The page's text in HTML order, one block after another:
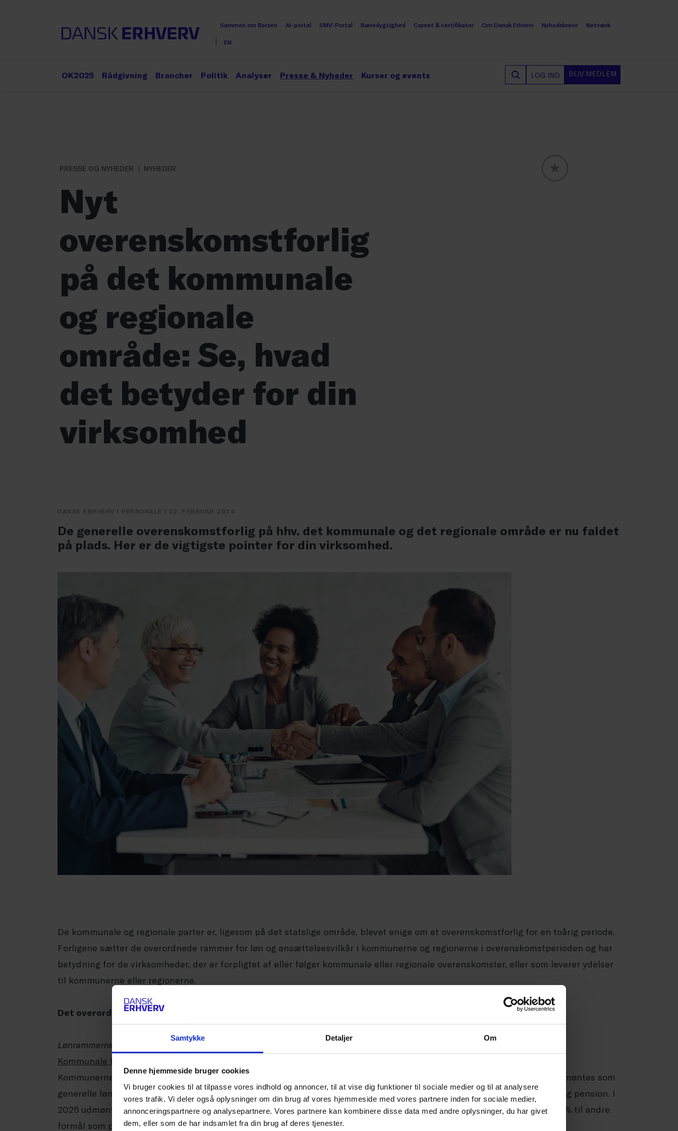
Samtykke Detaljer Om
Denne hjemmeside bruger cookies
Vi bruger cookies til at tilpasse vores indhold og annoncer, til at vise dig funktioner til sociale medier og til at analysere
vores trafik. Vi deler også oplysninger om din brug af vores hjemmeside med vores partnere inden for sociale medier,
annonceringspartnere og analysepartnere. Vores partnere kan kombinere disse data med andre oplysninger, du har givet
dem, eller som de har indsamlet fra din brug af deres tjenester.
Sammen om Børsen AI-portal SMV-Portal Bæredygtighed Carnet & certifikater Om Dansk Erhverv Nyhedsbreve Netværk
EN
OK2025 Rådgivning Brancher Politik Analyser Presse & Nyheder Kurser og events LOG IND BLIV MEDLEM
PRESSE OG NYHEDER
NYHEDER
Nyt
overenskomstforlig
på det kommunale
og regionale
område: Se, hvad
det betyder for din
virksomhed
DANSK ERHVERV | PERSONALE | 22. FEBRUAR 2024
De generelle overenskomstforlig på hhv. det kommunale og det regionale område er nu faldet
på plads. Her er de vigtigste pointer for din virksomhed.
De kommunale og regionale parter er, ligesom på det statslige område, blevet enige om et overenskomstforlig for en toårig periode.
Forligene sætter de overordnede rammer for løn og ansættelsesvilkår i kommunerne og regionerne i overenskomstperioden og har
betydning for de virksomheder, der er forpligtet af eller følger kommunale eller regionale overenskomster, eller som leverer ydelser
til kommunerne eller regionerne.
Det overordnede indhold i det kommunale, og regionale forlig
Lønrammerne
Kommunale forlig
Kommunernes forlig har den samme ramme som det statslige forlig på 8,8 %, men fordelingen er anderledes. 5,74 % udmøntes som
generelle lønstigninger i 2024 inkl. skøn fra reguleringsordningen. Hertil kommer 0,04 pct. til andre formål som barsel og pension. I
2025 udmøntes 0,77 % inkl. skøn fra reguleringsordningen som generelle lønstigninger. Herudover udmøntes der 0,045 % til andre
formål som projekt for lavest lønnede.